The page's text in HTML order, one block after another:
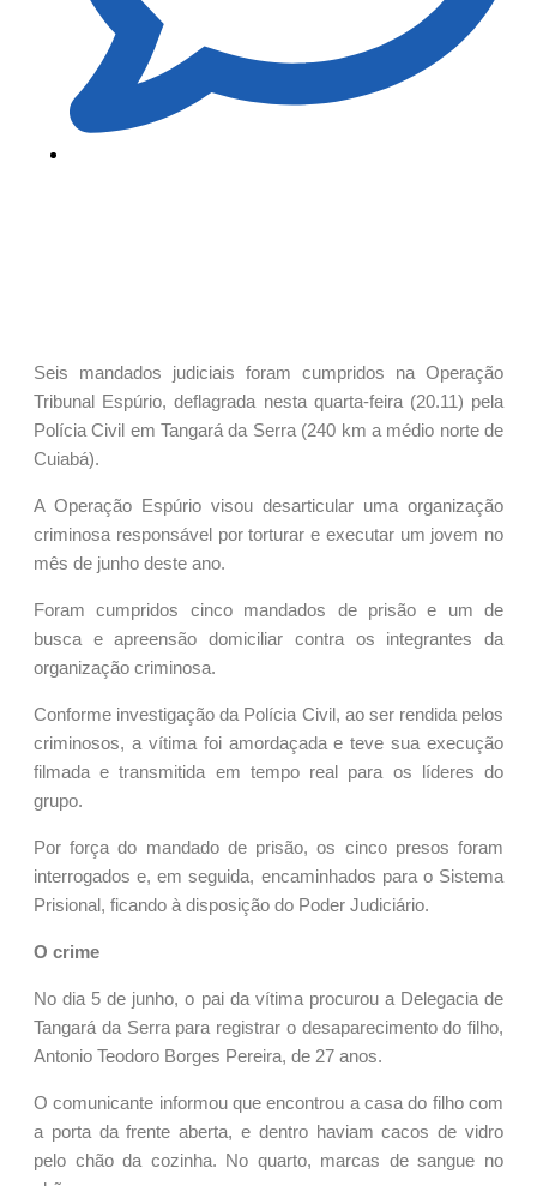
Seis mandados judiciais foram cumpridos na Operação
Tribunal Espúrio, deflagrada nesta quarta-feira (20.11) pela
Polícia Civil em Tangará da Serra (240 km a médio norte de
Cuiabá).
A Operação Espúrio visou desarticular uma organização
criminosa responsável por torturar e executar um jovem no
mês de junho deste ano.
Foram cumpridos cinco mandados de prisão e um de
busca e apreensão domiciliar contra os integrantes da
organização criminosa.
Conforme investigação da Polícia Civil, ao ser rendida pelos
criminosos, a vítima foi amordaçada e teve sua execução
filmada e transmitida em tempo real para os líderes do
grupo.
Por força do mandado de prisão, os cinco presos foram
interrogados e, em seguida, encaminhados para o Sistema
Prisional, ficando à disposição do Poder Judiciário.
O crime
No dia 5 de junho, o pai da vítima procurou a Delegacia de
Tangará da Serra para registrar o desaparecimento do filho,
Antonio Teodoro Borges Pereira, de 27 anos.
O comunicante informou que encontrou a casa do filho com
a porta da frente aberta, e dentro haviam cacos de vidro
pelo chão da cozinha. No quarto, marcas de sangue no